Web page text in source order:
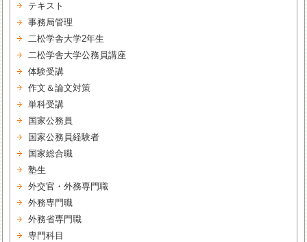
テキスト
事務局管理
二松学舎大学2年生
二松学舎大学公務員講座
体験受講
作文＆論文対策
単科受講
国家公務員
国家公務員経験者
国家総合職
塾生
外交官・外務専門職
外務専門職
外務省専門職
専門科目